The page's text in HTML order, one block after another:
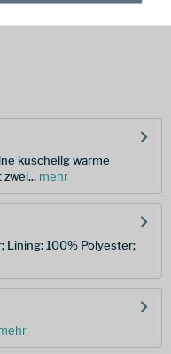
kuschelig warme
mehr
Lining: 100% Polyester;